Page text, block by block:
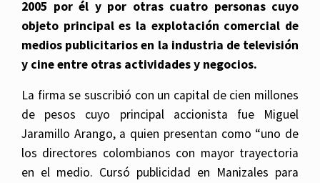
2005 por él y por otras cuatro personas cuyo
objeto principal es la explotación comercial de
medios publicitarios en la industria de televisión
y cine entre otras actividades y negocios.
La firma se suscribió con un capital de cien millones
de pesos cuyo principal accionista fue Miguel
Jaramillo Arango, a quien presentan como “uno de
los directores colombianos con mayor trayectoria
en el medio. Cursó publicidad en Manizales para